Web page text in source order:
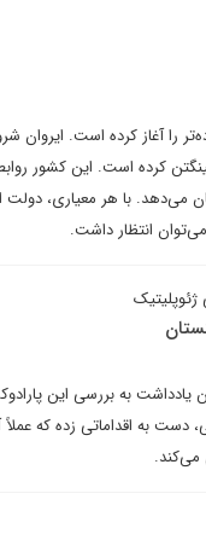
را آغاز کرده است. ایروان
کرده است. این کشور
می‌دهد. با هر معیاری،
انتظار داشت.
یادداشت به بررسی این
به اقداماتی زده که عملاً
می‌کند.